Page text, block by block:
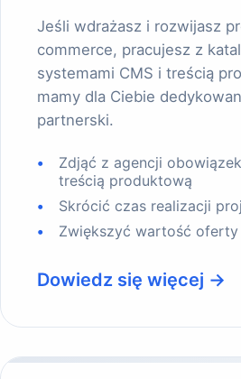
Jeśli wdrażasz i rozwijasz
commerce, pracujesz z
systemami CMS i treścią
mamy dla Ciebie
partnerski.
Zdjąć z agencji
treścią produktową
Skrócić czas realizacji
Zwiększyć wartość oferty
Dowiedz się więcej →